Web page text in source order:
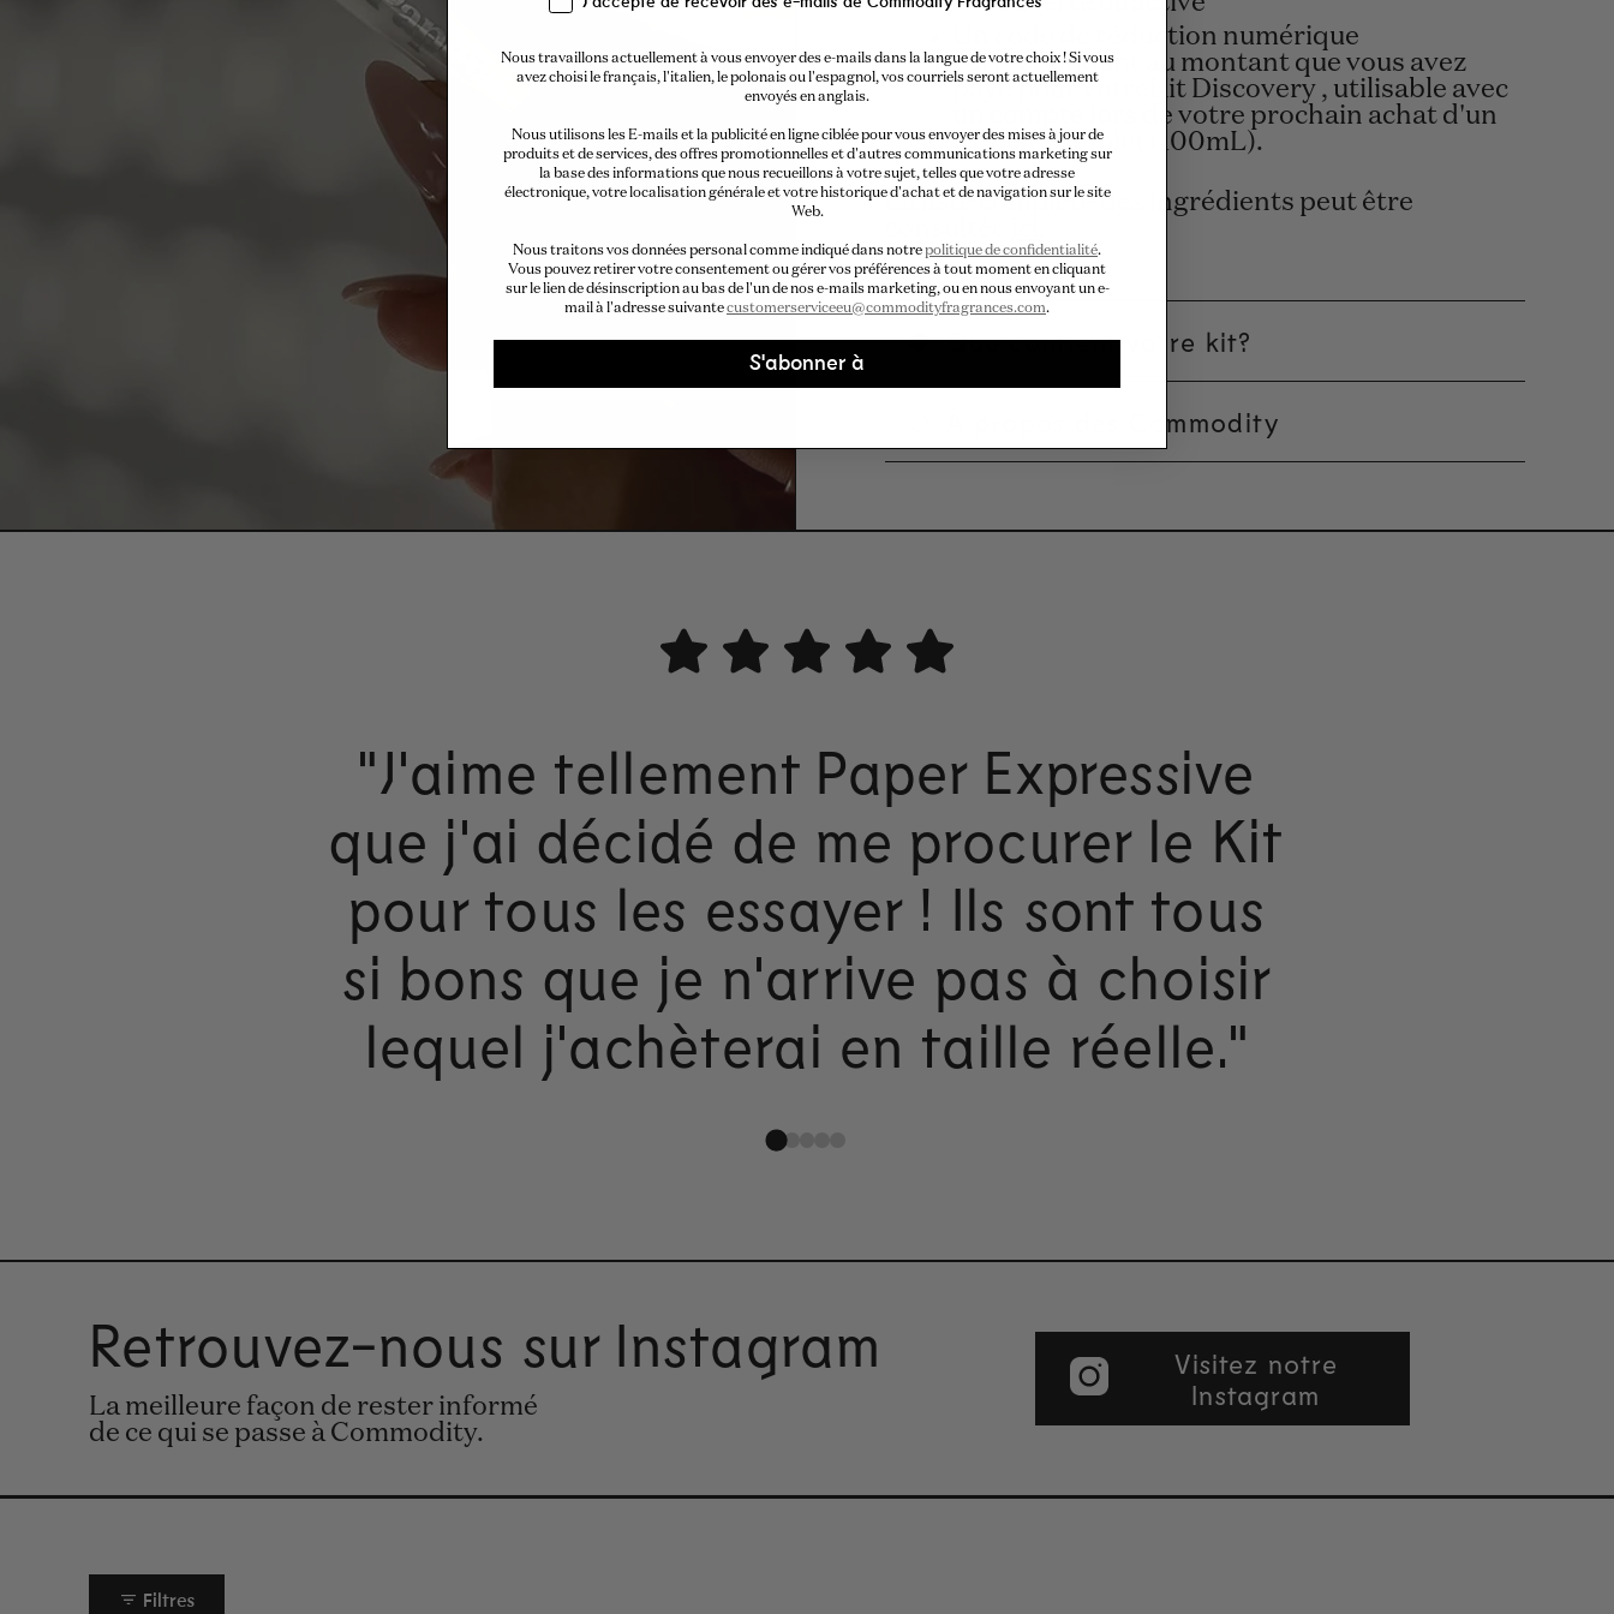
Un code de réduction numérique
correspondant au montant que vous avez
payé pour votreKit Discovery , utilisable avec
un compte lors de votre prochain achat d'un
format complet (100mL).
La liste complète des ingrédients peut être
Que contient votre kit?
À propos des Commodity
"J'aime tellement Paper Expressive
que j'ai décidé de me procurer le Kit
pour tous les essayer ! Ils sont tous
si bons que je n'arrive pas à choisir
lequel j'achèterai en taille réelle."
Retrouvez-nous sur Instagram
La meilleure façon de rester informé
de ce qui se passe à Commodity.
Visitez notre
Instagram
Filtres
Nous travaillons actuellement à vous envoyer des e-mails dans la langue de votre choix ! Si vous
avez choisi le français, l'italien, le polonais ou l'espagnol, vos courriels seront actuellement
envoyés en anglais.
Nous utilisons les E-mails et la publicité en ligne ciblée pour vous envoyer des mises à jour de
produits et de services, des offres promotionnelles et d'autres communications marketing sur
la base des informations que nous recueillons à votre sujet, telles que votre adresse
électronique, votre localisation générale et votre historique d'achat et de navigation sur le site
Web.
Nous traitons vos données personal comme indiqué dans notrepolitique de confidentialité.
Vous pouvez retirer votre consentement ou gérer vos préférences à tout moment en cliquant
sur le lien de désinscription au bas de l'un de nos e-mails marketing, ou en nous envoyant un e-
mail à l'adresse suivantecustomerserviceeu@commodityfragrances.com.
S'abonner à